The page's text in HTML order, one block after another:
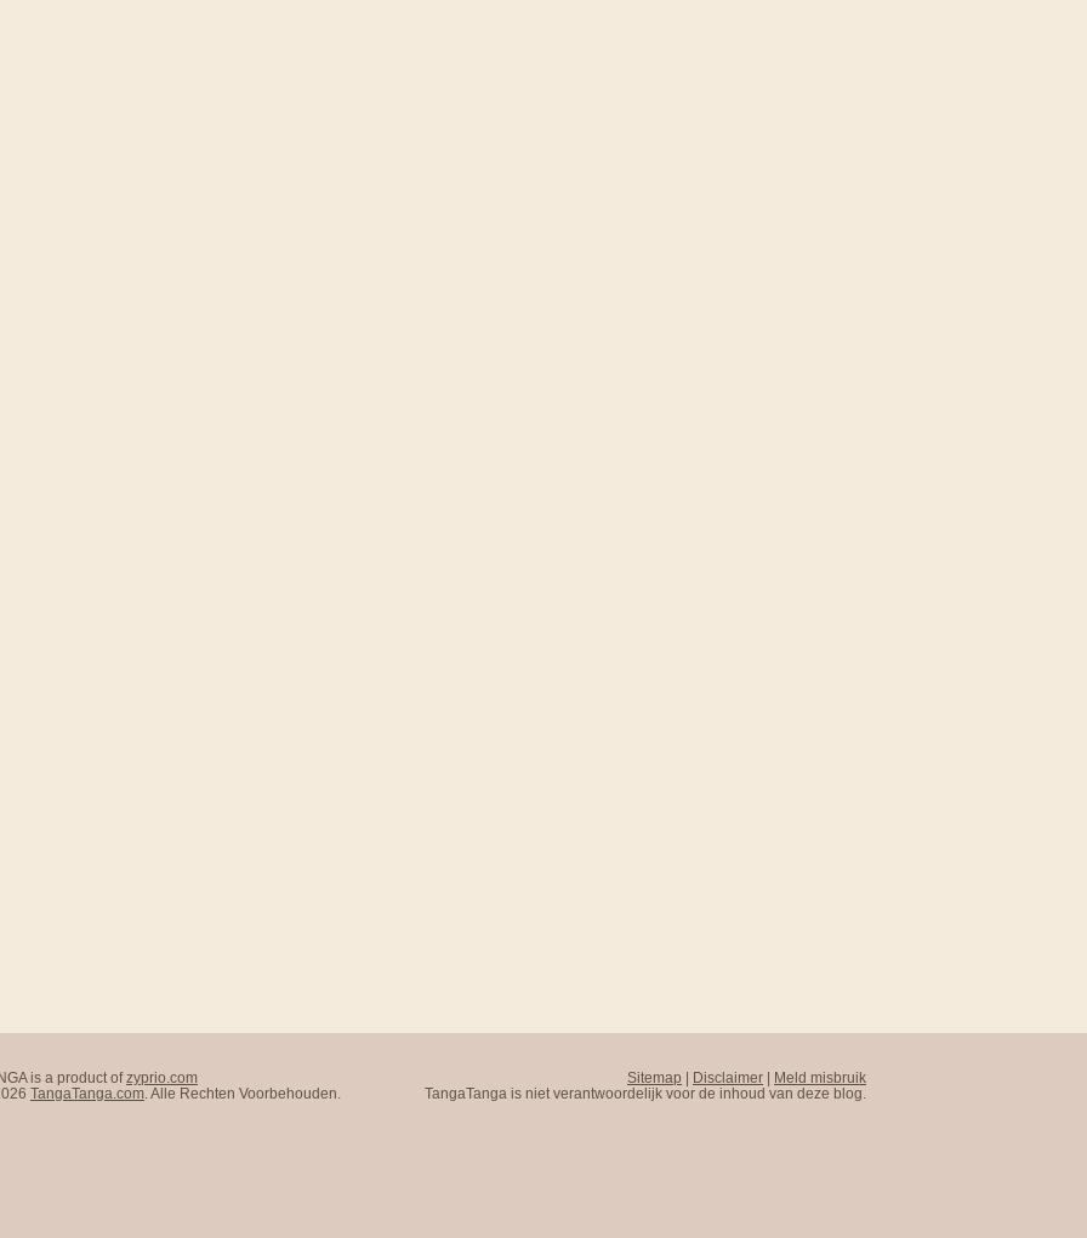
is a product ofzyprio.com
TangaTanga.com . Alle Rechten Voorbehouden.
Sitemap | Disclaimer | Meld misbruik
TangaTanga is niet verantwoordelijk voor de inhoud van deze blog.